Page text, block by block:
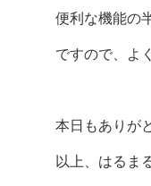
便利な機能の
ですので、よ
本日もありが
以上、はるま